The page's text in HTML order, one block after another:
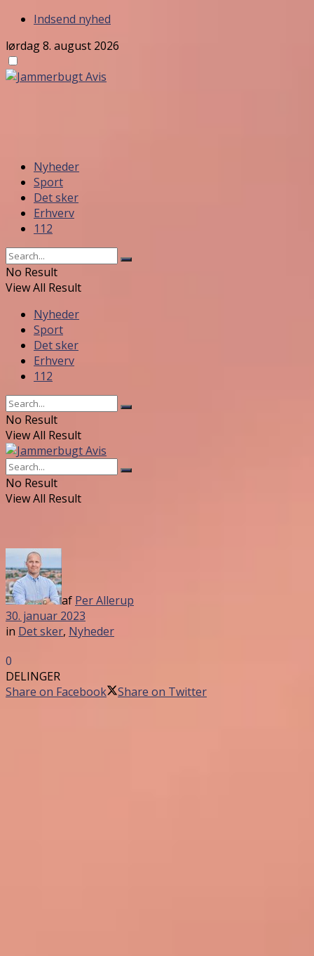
Indsend nyhed
lørdag 8. august 2026
Nyheder
Sport
Det sker
Erhverv
112
No Result
View All Result
Nyheder
Sport
Det sker
Erhverv
112
No Result
View All Result
No Result
View All Result
af Per Allerup
30. januar 2023
in Det sker, Nyheder
0
DELINGER
Share on Facebook
Share on Twitter